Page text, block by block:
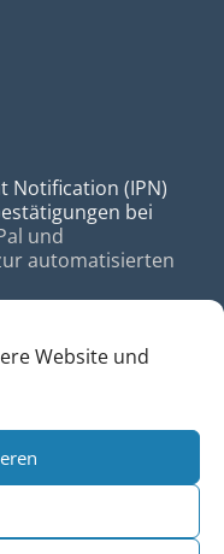
Website und
Notification (IPN)
bei
und
automatisierten
& SEO, Köln
Sitemap|Impressum